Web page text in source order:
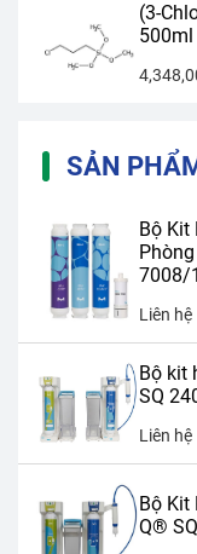
(3-
500ml
SẢN
Bộ Kit
7008/
Liên hệ
Bộ kit
SQ
Liên hệ
Bộ Kit
Q®